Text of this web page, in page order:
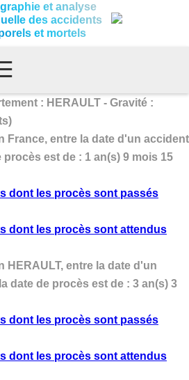
et analyse
des accidents
et mortels
: HERAULT - Gravité :
France, entre la date d'un accident
procès est de : 1 an(s) 9 mois 15
HERAULT, entre la date d'un
date de procès est de : 3 an(s) 3